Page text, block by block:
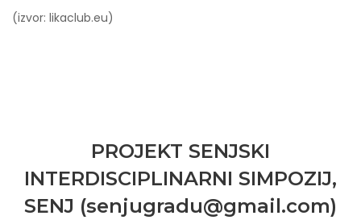
(izvor: likaclub.eu)
PROJEKT SENJSKI
INTERDISCIPLINARNI SIMPOZIJ,
SENJ (senjugradu@gmail.com)